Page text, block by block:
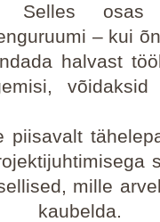
Selles osas
– kui
halvast
piisavalt
mille
kaubelda.